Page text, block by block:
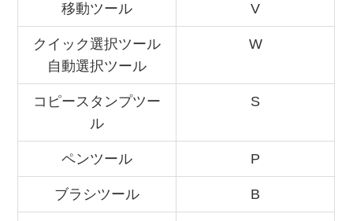
移動ツール V
クイック選択ツール
自動選択ツール
W
コピースタンプツー
ル
S
ペンツール P
ブラシツール B